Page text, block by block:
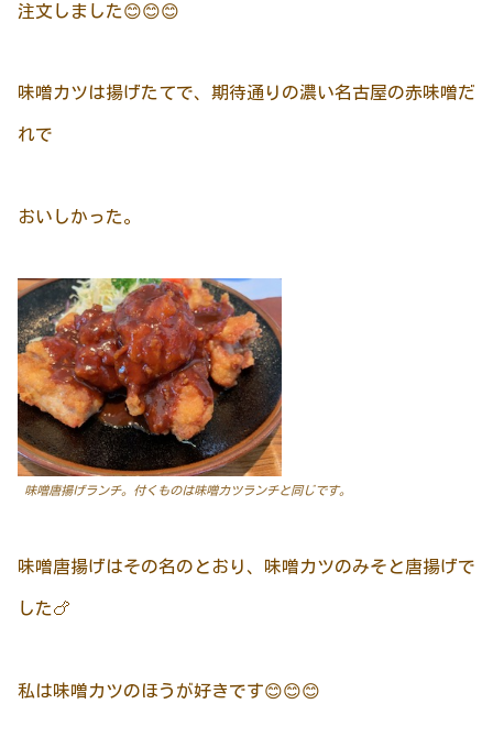
注文しました😊😊😊
味噌カツは揚げたてで、期待通りの濃い名古屋の赤味噌だ
れで
おいしかった。
味噌唐揚げランチ。付くものは味噌カツランチと同じです。
味噌唐揚げはその名のとおり、味噌カツのみそと唐揚げで
した🍗
私は味噌カツのほうが好きです😊😊😊